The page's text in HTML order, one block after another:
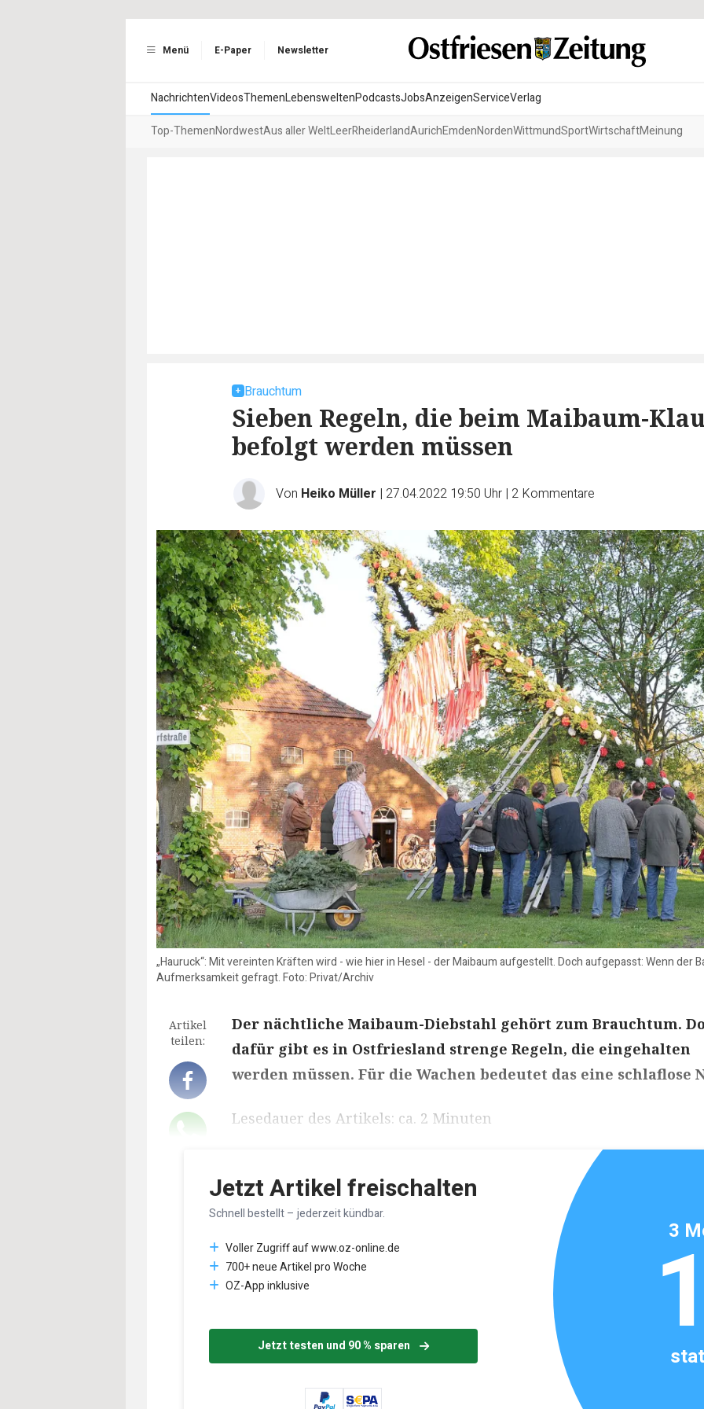
Menü E-Paper Newsletter
NachrichtenVideosThemenLebensweltenPodcastsJobsAnzeigenServiceVerlag
Top-ThemenNordwestAus aller WeltLeerRheiderlandAurichEmdenNordenWittmundSportWirtschaftMeinung
Brauchtum
Sieben Regeln, die beim Maibaum-
befolgt werden müssen
Von Heiko Müller | 27.04.2022 19:50 Uhr | 2 Kommentare
„Hauruck“: Mit vereinten Kräften wird - wie hier in Hesel - der Maibaum aufgestellt. Doch aufgepasst: Wenn der
Aufmerksamkeit gefragt. Foto: Privat/Archiv
Artikel
teilen:
Der nächtliche Maibaum-Diebstahl gehört zum Brauchtum.
dafür gibt es in Ostfriesland strenge Regeln, die eingehalten
werden müssen. Für die Wachen bedeutet das eine schlaflose
Lesedauer des Artikels: ca. 2 Minuten
Jetzt Artikel freischalten
Schnell bestellt – jederzeit kündbar.
Voller Zugriff auf www.oz-online.de
700+ neue Artikel pro Woche
OZ-App inklusive
Jetzt testen und 90 % sparen
3